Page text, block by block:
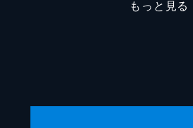
もっと見る